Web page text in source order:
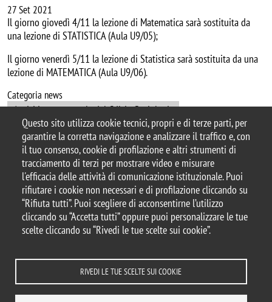
Questo sito utilizza cookie tecnici, propri e di terze parti, per
garantire la corretta navigazione e analizzare il traffico e, con
il tuo consenso, cookie di profilazione e altri strumenti di
tracciamento di terzi per mostrare video e misurare
l'efficacia delle attività di comunicazione istituzionale. Puoi
rifiutare i cookie non necessari e di profilazione cliccando su
“Rifiuta tutti”. Puoi scegliere di acconsentirne l’utilizzo
cliccando su “Accetta tutti” oppure puoi personalizzare le tue
scelte cliccando su “Rivedi le tue scelte sui cookie”.
RIVEDI LE TUE SCELTE SUI COOKIE
27 Set 2021
Il giorno giovedì 4/11 la lezione di Matematica sarà sostituita da
una lezione di STATISTICA (Aula U9/05);
Il giorno venerdì 5/11 la lezione di Statistica sarà sostituita da una
lezione di MATEMATICA (Aula U9/06).
Categoria news
Avvisi in tempo reale del CdL in Sociologia
© 2025 Università degli Studi di Milano-Bicocca
Piazza dell'Ateneo Nuovo, 1 - 20126, Milano
Casella PEC:ateneo.bicocca@pec.unimib.it
P.I. 12621570154 |
redazioneweb.sociologia@unimib.it
Note legali Privacy e cookie policy Amministrazione trasparente